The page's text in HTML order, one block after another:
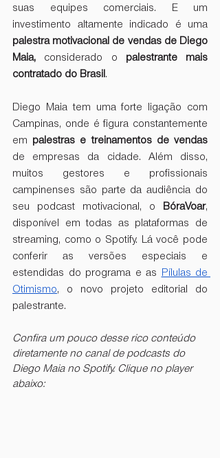
suas equipes comerciais. E um
investimento altamente indicado é uma
palestra motivacional de vendas de Diego
Maia, considerado o palestrante mais
contratado do Brasil .
Diego Maia tem uma forte ligação com
Campinas, onde é figura constantemente
em palestras e treinamentos de vendas
de empresas da cidade. Além disso,
muitos gestores e profissionais
campinenses são parte da audiência do
seu podcast motivacional, o
BóraVoar,
disponível em todas as plataformas de
streaming, como o Spotify. Lá você pode
conferir as versões especiais e
estendidas do programa e as
Pílulas de
Otimismo, o novo projeto editorial do
palestrante.
Confira um pouco desse rico conteúdo
diretamente no canal de podcasts do
Diego Maia no Spotify. Clique no player
abaixo: